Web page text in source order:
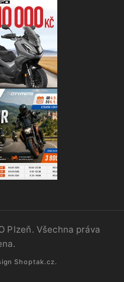
Plzeň. Všechna práva
Shoptak.cz.